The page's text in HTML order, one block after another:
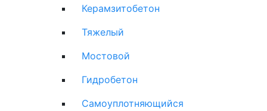
Керамзитобетон
Тяжелый
Мостовой
Гидробетон
Самоуплотняющийся